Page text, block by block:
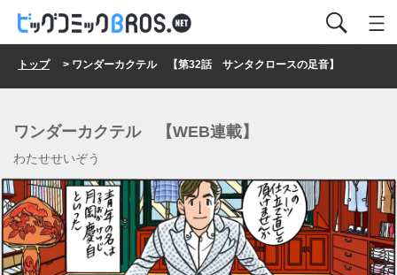
トップ> ワンダーカクテル 【第32話 サンタクロースの足音】
ワンダーカクテル 【WEB連載】
わたせせいぞう